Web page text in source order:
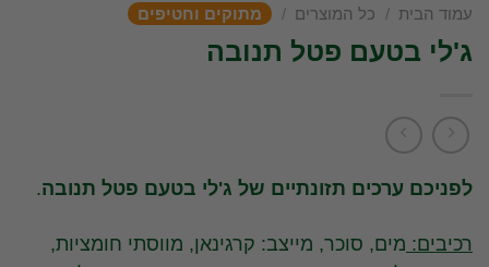
עמוד הבית / כל המוצרים / מתוקים וחטיפים
ג'לי בטעם פטל תנובה
לפניכם ערכים תזונתיים של ג'לי בטעם פטל תנובה.
רכיבים: מים, סוכר, מייצב: קרגינאן, מווסתי חומציות,